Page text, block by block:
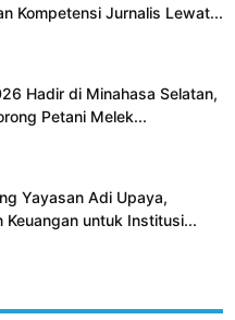
Kompetensi Jurnalis Lewat...
Hadir di Minahasa Selatan,
Petani Melek...
Yayasan Adi Upaya,
Keuangan untuk Institusi...